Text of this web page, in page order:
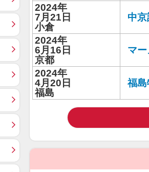
2024年
7月21日
小倉
中
2024年
6月16日
京都
マー
2024年
4月20日
福島
福島